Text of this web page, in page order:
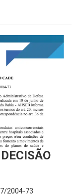
2004-73